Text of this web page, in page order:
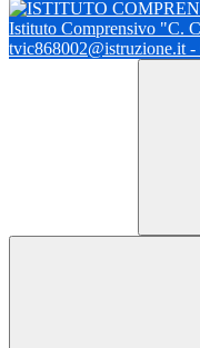
Istituto Comprensivo "C.
tvic868002@istruzione.it -